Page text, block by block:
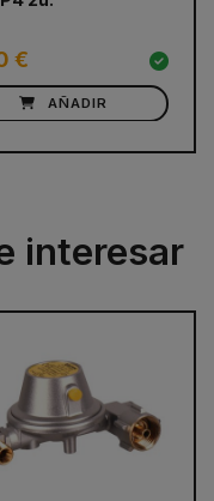
€
AÑADIR
interesar